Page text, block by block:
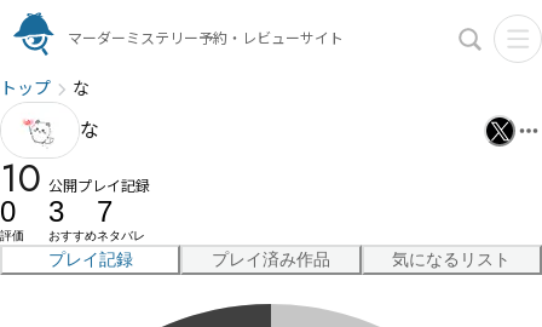
マーダーミステリー予約・レビューサイト
トップ な
な
10 公開プレイ記録
0
評価
3
おすすめ
7
ネタバレ
プレイ記録 プレイ済み作品 気になるリスト